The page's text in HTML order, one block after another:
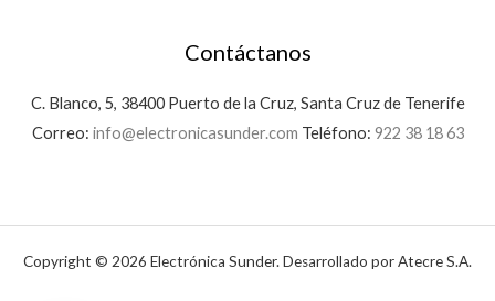
Contáctanos
C. Blanco, 5, 38400 Puerto de la Cruz, Santa Cruz de Tenerife
Correo: info@electronicasunder.com Teléfono: 922 38 18 63
Copyright © 2026 Electrónica Sunder. Desarrollado por Atecre S.A.